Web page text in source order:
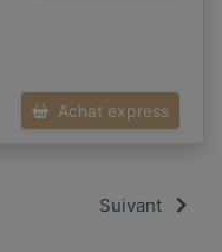
Achat express
Suivant